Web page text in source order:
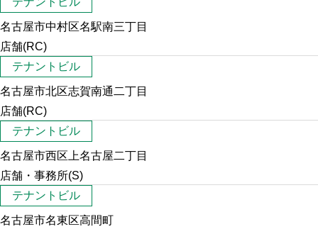
名古屋市中村区名駅南三丁目
店舗(RC)
テナントビル
名古屋市北区志賀南通二丁目
店舗(RC)
テナントビル
名古屋市西区上名古屋二丁目
店舗・事務所(S)
テナントビル
名古屋市名東区高間町